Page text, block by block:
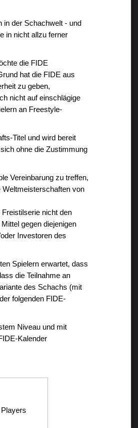
in der Schachwelt - und
in nicht allzu ferner
die FIDE
hat die FIDE aus
zu geben,
nicht auf einschlägige
an Freestyle-
Titel und wird bereit
ohne die Zustimmung
Vereinbarung zu treffen,
Weltmeisterschaften von
nicht den
gegen diejenigen
Investoren des
Spielern erwartet, dass
die Teilnahme an
des Schachs (mit
folgenden FIDE-
Niveau und mit
Kalender